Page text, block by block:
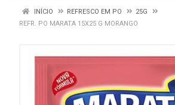
INÍCIO REFRESCO EM PO
25G
REFR. PO MARATA 15X25 G MORANGO